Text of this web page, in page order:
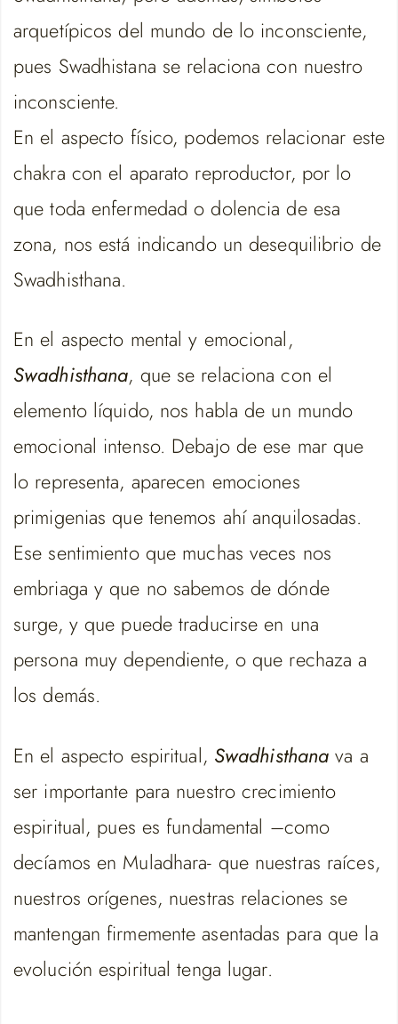
arquetípicos del mundo de lo inconsciente,
pues Swadhistana se relaciona con nuestro
inconsciente.
En el aspecto físico, podemos relacionar este
chakra con el aparato reproductor, por lo
que toda enfermedad o dolencia de esa
zona, nos está indicando un desequilibrio de
Swadhisthana.
En el aspecto mental y emocional,
Swadhisthana, que se relaciona con el
elemento líquido, nos habla de un mundo
emocional intenso. Debajo de ese mar que
lo representa, aparecen emociones
primigenias que tenemos ahí anquilosadas.
Ese sentimiento que muchas veces nos
embriaga y que no sabemos de dónde
surge, y que puede traducirse en una
persona muy dependiente, o que rechaza a
los demás.
En el aspecto espiritual, Swadhisthanava a
ser importante para nuestro crecimiento
espiritual, pues es fundamental –como
decíamos en Muladhara- que nuestras raíces,
nuestros orígenes, nuestras relaciones se
mantengan firmemente asentadas para que la
evolución espiritual tenga lugar.